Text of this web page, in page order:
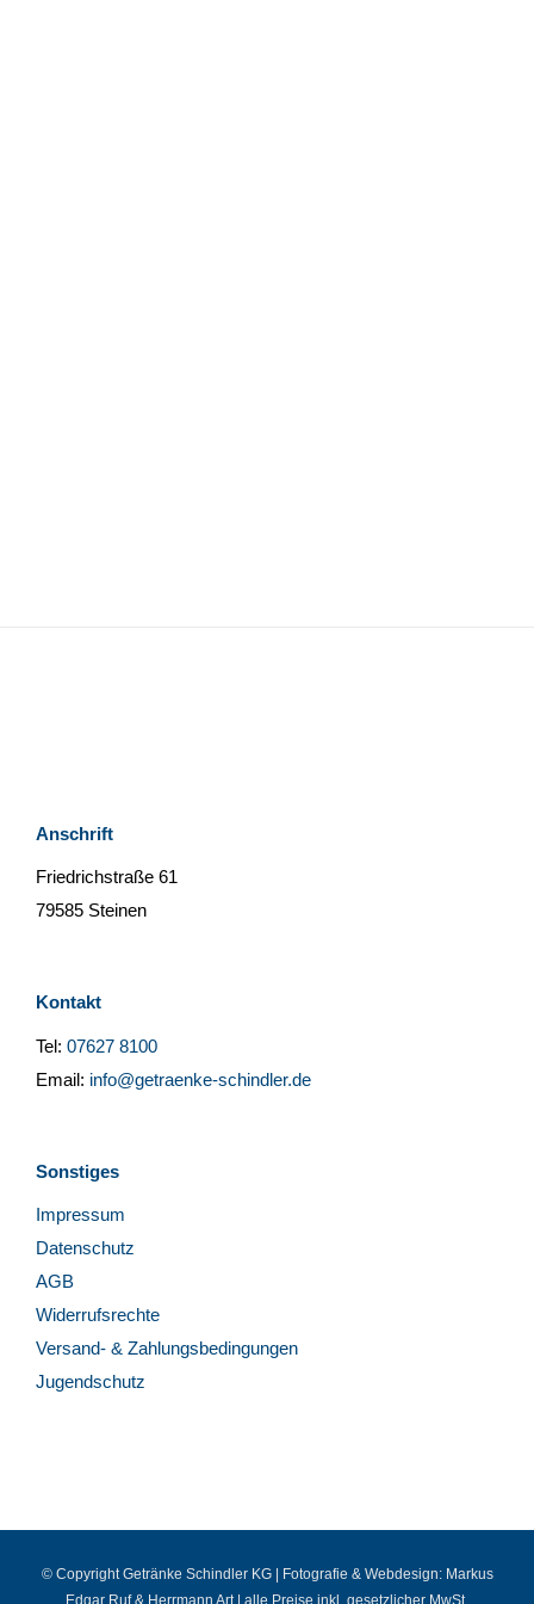
Anschrift
Friedrichstraße 61
79585 Steinen
Kontakt
Tel: 07627 8100
Email: info@getraenke-schindler.de
Sonstiges
Impressum
Datenschutz
AGB
Widerrufsrechte
Versand- & Zahlungsbedingungen
Jugendschutz
© Copyright Getränke Schindler KG | Fotografie & Webdesign: Markus
Edgar Ruf& Herrmann Art| alle Preise inkl. gesetzlicher MwSt.